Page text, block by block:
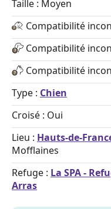
Taille : Moyen
Compatibilité
Compatibilité
Compatibilité
Type : Chien
Croisé : Oui
Lieu : Hauts-de-
Mofflaines
Refuge : La SPA -
Arras